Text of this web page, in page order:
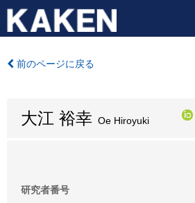
前のページに戻る
大江 裕幸 Oe Hiroyuki
研究者番号